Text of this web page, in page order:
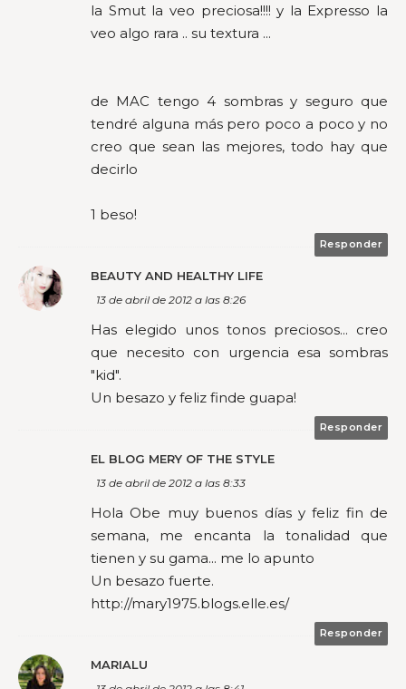
la Smut la veo preciosa!!!! y la Expresso la
veo algo rara .. su textura ...
de MAC tengo 4 sombras y seguro que
tendré alguna más pero poco a poco y no
creo que sean las mejores, todo hay que
decirlo
1 beso!
Responder
BEAUTY AND HEALTHY LIFE
13 de abril de 2012 a las 8:26
Has elegido unos tonos preciosos... creo
que necesito con urgencia esa sombras
"kid".
Un besazo y feliz finde guapa!
Responder
EL BLOG MERY OF THE STYLE
13 de abril de 2012 a las 8:33
Hola Obe muy buenos días y feliz fin de
semana, me encanta la tonalidad que
tienen y su gama... me lo apunto
Un besazo fuerte.
http://mary1975.blogs.elle.es/
Responder
MARIALU